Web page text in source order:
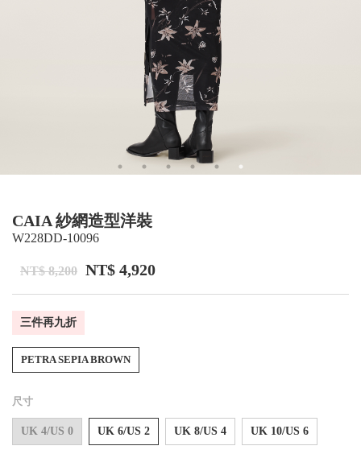
CAIA 紗網造型洋裝
W228DD-10096
NT$ 8,200 NT$ 4,920
三件再九折
PETRA SEPIA BROWN
尺寸
UK 4/US 0 UK 6/US 2 UK 8/US 4 UK 10/US 6